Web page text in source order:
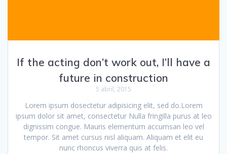
If the acting don’t work out, I’ll have a
future in construction
5 abril, 2015
Lorem ipsum dosectetur adipisicing elit, sed do.Lorem
ipsum dolor sit amet, consectetur Nulla fringilla purus at leo
dignissim congue. Mauris elementum accumsan leo vel
tempor. Sit amet cursus nisl aliquam. Aliquam et elit eu
nunc rhoncus viverra quis at felis.